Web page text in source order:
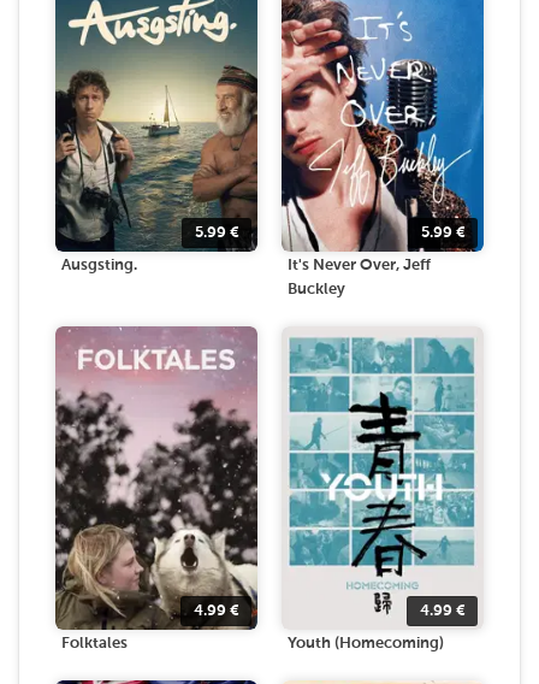
5.99 €
Ausgsting.
5.99 €
It's Never Over, Jeff
Buckley
4.99 €
Folktales
4.99 €
Youth (Homecoming)